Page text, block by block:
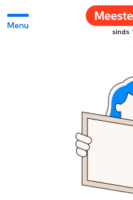
Menu
sinds